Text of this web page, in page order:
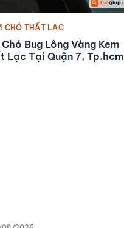
CHÓ THẤT LẠC
Bug Lông Vàng Kem
Lạc Tại Quận 7, Tp.hcm